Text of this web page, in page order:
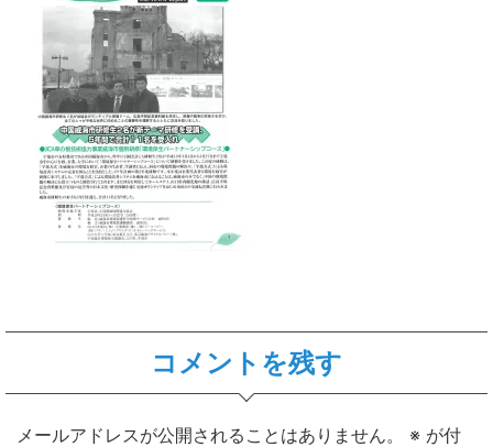
コメントを残す
メールアドレスが公開されることはありません。 ※ が付